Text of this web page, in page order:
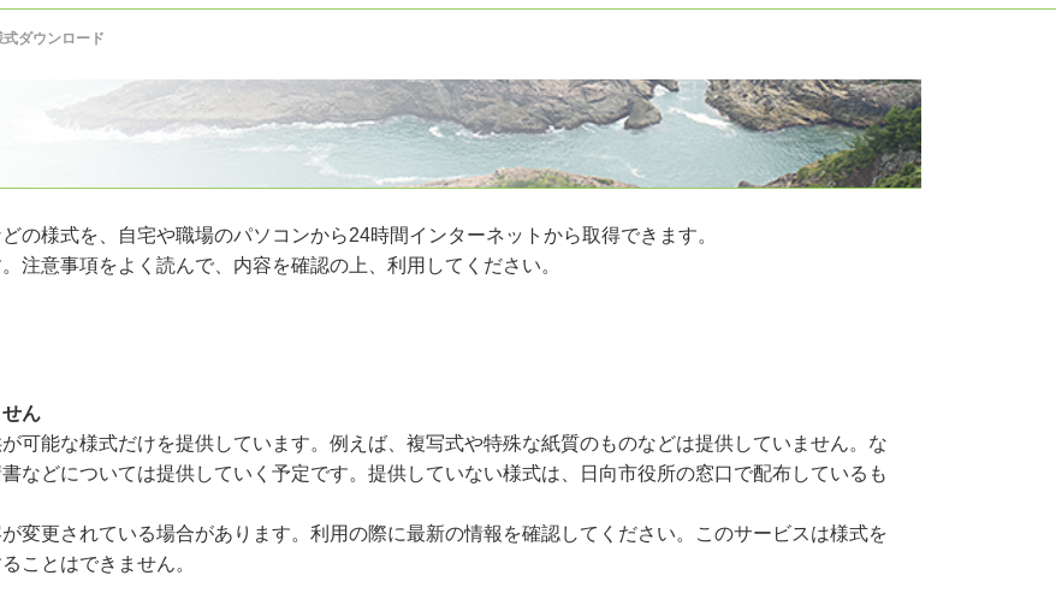
ダウンロード
の様式を、自宅や職場のパソコンから24時間インターネットから取得できます。
注意事項をよく読んで、内容を確認の上、利用してください。
ん
可能な様式だけを提供しています。例えば、複写式や特殊な紙質のものなどは提供していません。な
などについては提供していく予定です。提供していない様式は、日向市役所の窓口で配布しているも
変更されている場合があります。利用の際に最新の情報を確認してください。このサービスは様式を
ことはできません。